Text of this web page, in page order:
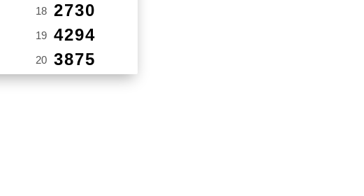
18 2730
19 4294
20 3875